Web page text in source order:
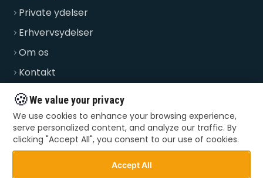
Private ydelser
Erhvervsydelser
Om os
Kontakt
FAQ
Priser
Blog
🍪We value your privacy
We use cookies to enhance your browsing experience,
serve personalized content, and analyze our traffic. By
clicking "Accept All", you consent to our use of cookies.
Accept All